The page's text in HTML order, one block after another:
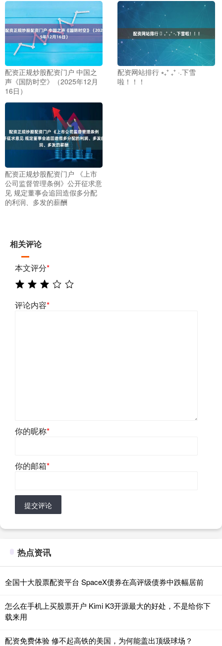
配资正规炒股配资门户 中国之
声《国防时空》（2025年12月
16日）
配资网站排行 ⭒₊⁺ ₊⁺ ·.下雪
啦！！！
配资正规炒股配资门户 《上市
公司监督管理条例》公开征求意
见 规定董事会追回造假多分配
的利润、多发的薪酬
相关评论
本文评分*
评论内容*
你的昵称*
你的邮箱*
提交评论
热点资讯
全国十大股票配资平台 SpaceX债券在高评级债券中跌幅居前
怎么在手机上买股票开户 Kimi K3开源最大的好处，不是给你下
载来用
配资免费体验 修不起高铁的美国，为何能盖出顶级球场？